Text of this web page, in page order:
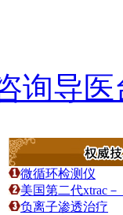
询导医
微循环检测仪
美国第二代xtrac
负离子渗透治疗